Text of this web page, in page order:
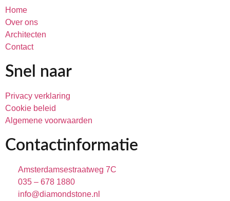
Home
Over ons
Architecten
Contact
Snel naar
Privacy verklaring
Cookie beleid
Algemene voorwaarden
Contactinformatie
Amsterdamsestraatweg 7C
035 – 678 1880
info@diamondstone.nl